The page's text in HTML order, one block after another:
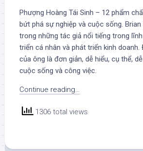
Phượng Hoàng Tái Sinh – 12 phẩm
bứt phá sự nghiệp và cuộc sống.
trong những tác giả nổi tiếng trong
triển cá nhân và phát triển kinh
của ông là đơn giản, dễ hiểu, cụ thể,
cuộc sống và công việc.
Continue reading…
1306 total views